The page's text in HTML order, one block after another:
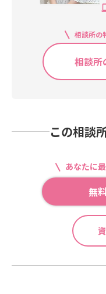
相談所の
相談所
この相談
あなたに
無